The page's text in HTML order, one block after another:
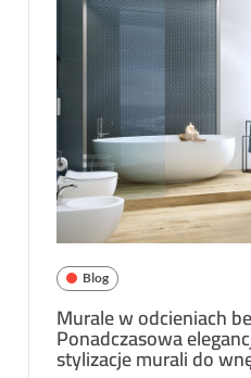
Blog
Murale w odcieniach
Ponadczasowa
stylizacje murali do